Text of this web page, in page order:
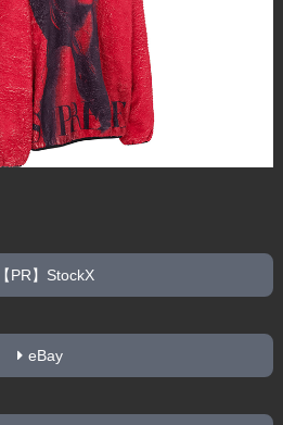
【PR】StockX
eBay